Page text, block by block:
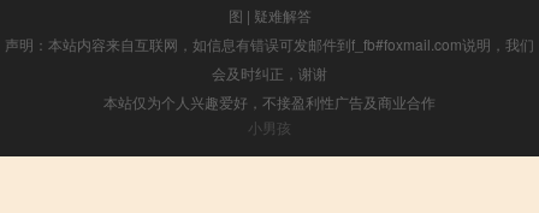
图 | 疑难解答
声明：本站内容来自互联网，如信息有错误可发邮件到f_fb#foxmail.com说明，我们
会及时纠正，谢谢
本站仅为个人兴趣爱好，不接盈利性广告及商业合作
小男孩